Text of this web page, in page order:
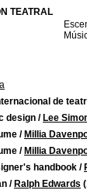
TEATRAL
de
design / Lee
/ Millia
/ Millia
handbook /
/ Ralph Edwards